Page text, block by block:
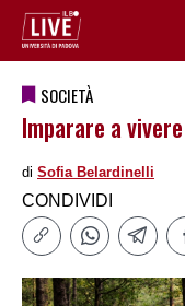
SOCIETÀ
Imparare a
di Sofia Belardinelli
CONDIVIDI